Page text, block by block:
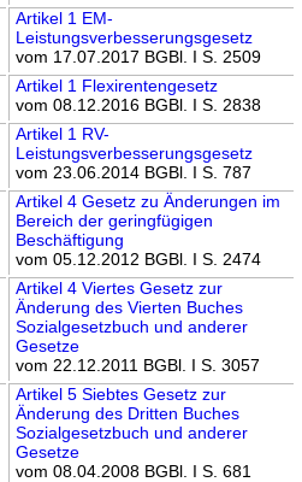
Artikel 1 EM-
Leistungsverbesserungsgesetz
vom 17.07.2017 BGBl. I S. 2509
Artikel 1 Flexirentengesetz
vom 08.12.2016 BGBl. I S. 2838
Artikel 1 RV-
Leistungsverbesserungsgesetz
vom 23.06.2014 BGBl. I S. 787
Artikel 4 Gesetz zu Änderungen im
Bereich der geringfügigen
Beschäftigung
vom 05.12.2012 BGBl. I S. 2474
Artikel 4 Viertes Gesetz zur
Änderung des Vierten Buches
Sozialgesetzbuch und anderer
Gesetze
vom 22.12.2011 BGBl. I S. 3057
Artikel 5 Siebtes Gesetz zur
Änderung des Dritten Buches
Sozialgesetzbuch und anderer
Gesetze
vom 08.04.2008 BGBl. I S. 681